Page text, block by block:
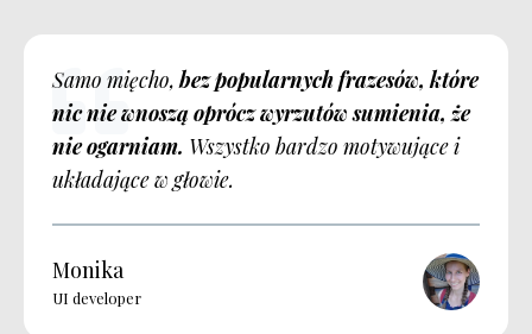
Samo mięcho, bez popularnych frazesów, które
nic nie wnoszą oprócz wyrzutów sumienia, że
nie ogarniam. Wszystko bardzo motywujące i
układające w głowie.
Monika
UI developer